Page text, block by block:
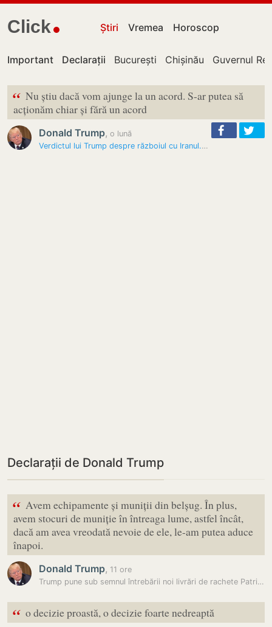
Click Știri Vremea Horoscop
Important Declarații București Chișinău Guvernul
“ Nu știu dacă vom ajunge la un acord. S-ar putea să
acționăm chiar și fără un acord
Donald Trump, o lună
Verdictul lui Trump despre războiul cu Iranul. „Eu sunt pe primul loc…
Declarații de Donald Trump
“ Avem echipamente și muniții din belșug. În plus,
avem stocuri de muniție în întreaga lume, astfel încât,
dacă am avea vreodată nevoie de ele, le-am putea aduce
înapoi.
Donald Trump, 11 ore
Trump pune sub semnul întrebării noi livrări de rachete Patriot pentru…
“ o decizie proastă, o decizie foarte nedreaptă